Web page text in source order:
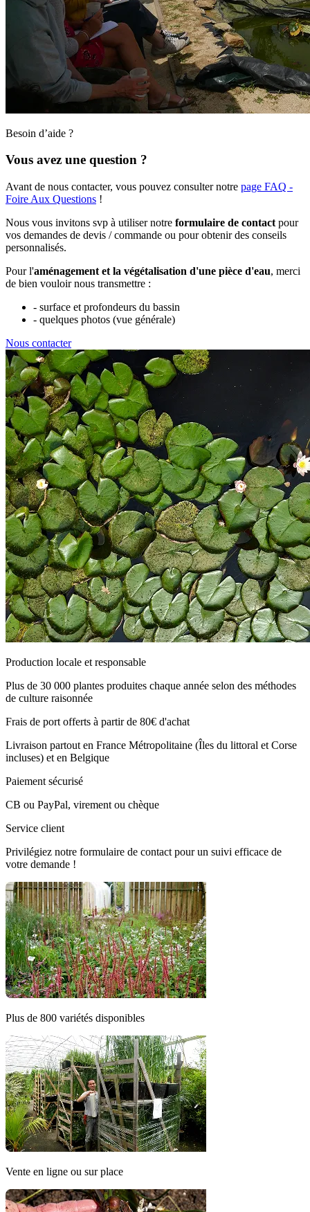
Besoin d’aide ?
Vous avez une question ?
Avant de nous contacter, vous pouvez consulter notre page FAQ -
Foire Aux Questions !
Nous vous invitons svp à utiliser notre formulaire de contact pour
vos demandes de devis / commande ou pour obtenir des conseils
personnalisés.
Pour l'aménagement et la végétalisation d'une pièce d'eau, merci
de bien vouloir nous transmettre :
- surface et profondeurs du bassin
- quelques photos (vue générale)
Nous contacter
Production locale et responsable
Plus de 30 000 plantes produites chaque année selon des méthodes
de culture raisonnée
Frais de port offerts à partir de 80€ d'achat
Livraison partout en France Métropolitaine (Îles du littoral et Corse
incluses) et en Belgique
Paiement sécurisé
CB ou PayPal, virement ou chèque
Service client
Privilégiez notre formulaire de contact pour un suivi efficace de
votre demande !
Plus de 800 variétés disponibles
Vente en ligne ou sur place